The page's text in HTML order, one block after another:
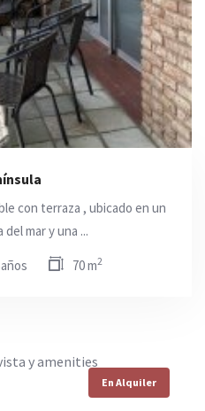
con terraza , ubicado en un
mar y una ...
70 m2
En Alquiler